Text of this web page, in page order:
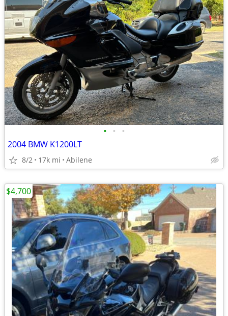
• • •
2004 BMW K1200LT
8/2 17k mi Abilene
$4,700